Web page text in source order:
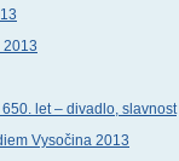
2013
let – divadlo, slavnost
Vysočina 2013